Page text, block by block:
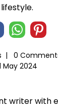
| 0
May 2024
writer with